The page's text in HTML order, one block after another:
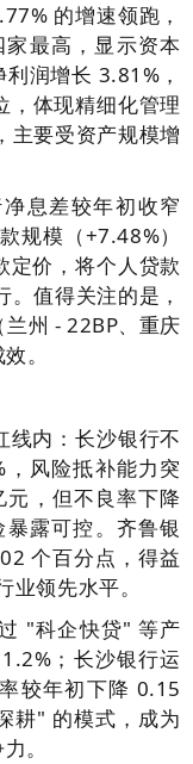
的增速领跑，
最高，显示资本
润增长 3.81%，
，体现精细化管理
主要受资产规模增
息差较年初收窄
规模（+7.48%）
定价，将个人贷款
值得关注的是，
州 - 22BP、重庆
。
线内：长沙银行不
风险抵补能力突
，但不良率下降
露可控。齐鲁银
个百分点，得益
领先水平。
"科企快贷" 等产
；长沙银行运
较年初下降 0.15
耕" 的模式，成为
。